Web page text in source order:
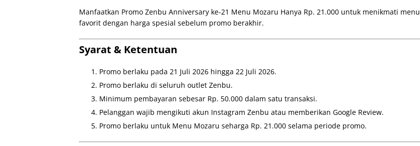
Manfaatkan Promo Zenbu Anniversary ke-21 Menu Mozaru Hanya Rp. 21.000 untuk menikmati menu
favorit dengan harga spesial sebelum promo berakhir.
Syarat & Ketentuan
Promo berlaku pada 21 Juli 2026 hingga 22 Juli 2026.
Promo berlaku di seluruh outlet Zenbu.
Minimum pembayaran sebesar Rp. 50.000 dalam satu transaksi.
Pelanggan wajib mengikuti akun Instagram Zenbu atau memberikan Google Review.
Promo berlaku untuk Menu Mozaru seharga Rp. 21.000 selama periode promo.